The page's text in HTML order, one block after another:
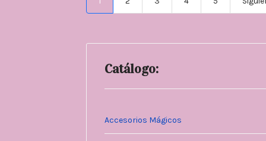
Catálogo:
Accesorios Mágicos